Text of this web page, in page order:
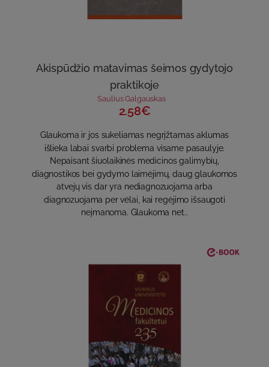
Akispūdžio matavimas šeimos gydytojo
praktikoje
Saulius Galgauskas
2.58€
Glaukoma ir jos sukeliamas negrįžtamas aklumas
išlieka labai svarbi problema visame pasaulyje.
Nepaisant šiuolaikinės medicinos galimybių,
diagnostikos bei gydymo laimėjimų, daug glaukomos
atvejų vis dar yra nediagnozuojama arba
diagnozuojama per vėlai, kai regėjimo išsaugoti
neįmanoma. Glaukoma net..